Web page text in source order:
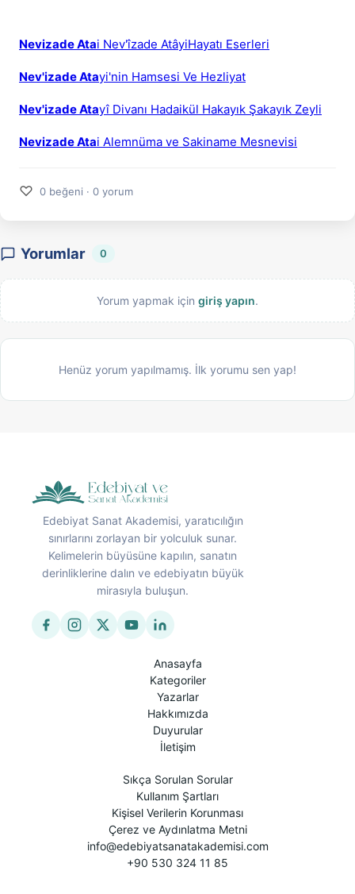
Nevizade Atai Nev'îzade AtâyiHayatı Eserleri
Nev'izade Atayi'nin Hamsesi Ve Hezliyat
Nev'izade Atayî Divanı Hadaikül Hakayık Şakayık Zeyli
Nevizade Atai Alemnüma ve Sakiname Mesnevisi
♡ 0 beğeni · 0 yorum
Yorumlar 0
Yorum yapmak için giriş yapın.
Henüz yorum yapılmamış. İlk yorumu sen yap!
Edebiyat Sanat Akademisi, yaratıcılığın
sınırlarını zorlayan bir yolculuk sunar.
Kelimelerin büyüsüne kapılın, sanatın
derinliklerine dalın ve edebiyatın büyük
mirasıyla buluşun.
Anasayfa
Kategoriler
Yazarlar
Hakkımızda
Duyurular
İletişim
Sıkça Sorulan Sorular
Kullanım Şartları
Kişisel Verilerin Korunması
Çerez ve Aydınlatma Metni
info@edebiyatsanatakademisi.com
+90 530 324 11 85